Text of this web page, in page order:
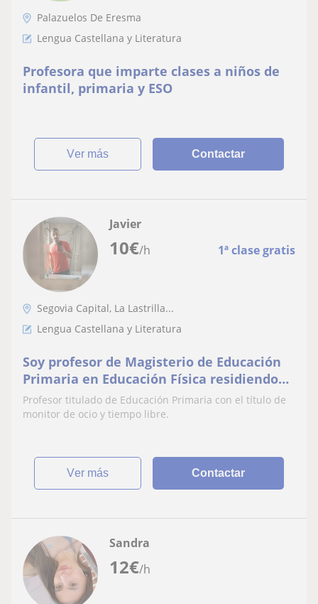
Palazuelos De Eresma
Lengua Castellana y Literatura
Profesora que imparte clases a niños de
infantil, primaria y ESO
ver más Contactar
10€/h 1ª clase gratis
Javier
Segovia Capital, La Lastrilla...
Lengua Castellana y Literatura
Soy profesor de Magisterio de Educación
Primaria en Educación Física residiendo
en Segovia
Profesor titulado de Educación Primaria con el título de
monitor de ocio y tiempo libre.
ver más Contactar
12€/h
Sandra